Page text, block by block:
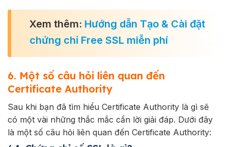
Xem thêm: Hướng dẫn Tạo & Cài đặt
chứng chỉ Free SSL miễn phí
6. Một số câu hỏi liên quan đến
Certificate Authority
Sau khi bạn đã tìm hiểu Certificate Authority là gì sẽ
có một vài những thắc mắc cần lời giải đáp. Dưới đây
là một số câu hỏi liên quan đến Certificate Authority: